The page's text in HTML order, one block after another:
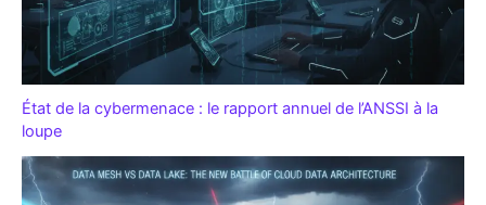
État de la cybermenace : le rapport annuel de l’ANSSI à la
loupe